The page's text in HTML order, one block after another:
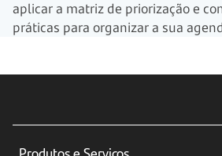
aplicar a matriz de priorização e
práticas para organizar a sua